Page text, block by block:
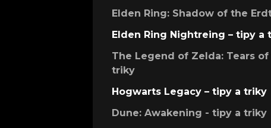
Elden Ring: Shadow of the
Elden Ring Nightreing – tipy a
The Legend of Zelda: Tears
triky
Hogwarts Legacy – tipy a triky
Dune: Awakening - tipy a triky